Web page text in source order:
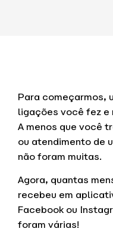
Para começarmos,
ligações você fez e
A menos que você
ou atendimento de
não foram muitas.
Agora, quantas
recebeu em
Facebook ou
foram várias!